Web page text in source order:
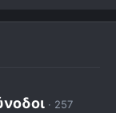
· 257